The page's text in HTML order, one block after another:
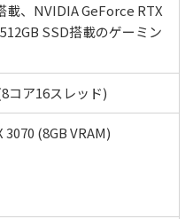
載、NVIDIA GeForce RTX
SSD搭載のゲーミン
コア16スレッド)
(8GB VRAM)